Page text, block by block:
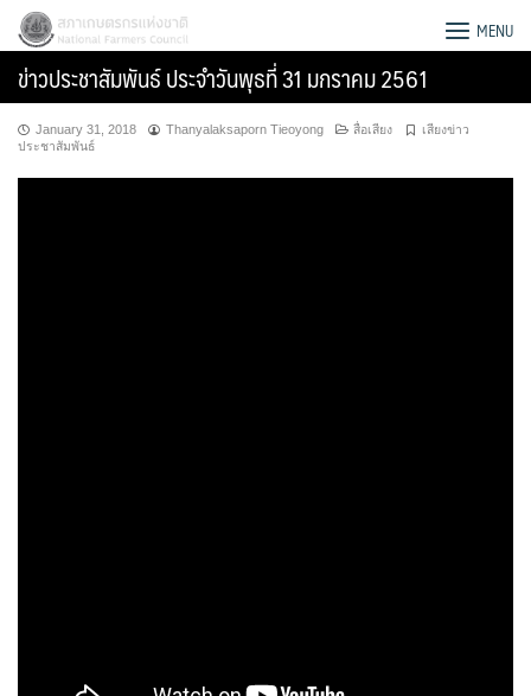
Skip
content
สภาเกษตรกรแห่งชาติ MENU
ข่าวประชาสัมพันธ์ ประจำวันพุธที่ 31 มกราคม 2561
January 31, 2018 Thanyalaksaporn Tieoyong สื่อเสียง
เสียงข่าว
ประชาสัมพันธ์